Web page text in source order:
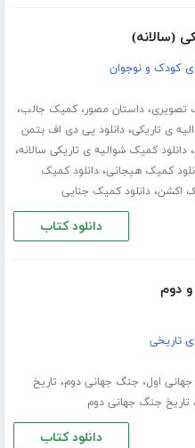
(سالانه)
کودک و نوجوان
تصویری،داستان مصور،کمیک جالب،
ی تاریکی،دانلود پی دی اف بتمن
،دانلود کمیک شوالیه ی تاریکی سالانه،
کمیک هیجانی،دانلود کمیک
اکشن،دانلود کمیک جنایی
دانلود کتاب
دوم
تاریخی
اول، جنگ جهانی دوم، تاریخ
، تاریخ جنگ جهانی دوم
دانلود کتاب